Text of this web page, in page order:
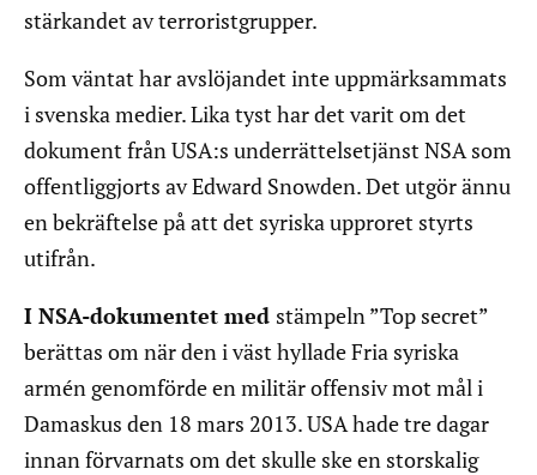
stärkandet av terroristgrupper.
Som väntat har avslöjandet inte uppmärksammats
i svenska medier. Lika tyst har det varit om det
dokument från USA:s underrättelsetjänst NSA som
offentliggjorts av Edward Snowden. Det utgör ännu
en bekräftelse på att det syriska upproret styrts
utifrån.
I NSA-dokumentet med stämpeln ”Top secret”
berättas om när den i väst hyllade Fria syriska
armén genomförde en militär offensiv mot mål i
Damaskus den 18 mars 2013. USA hade tre dagar
innan förvarnats om det skulle ske en storskalig